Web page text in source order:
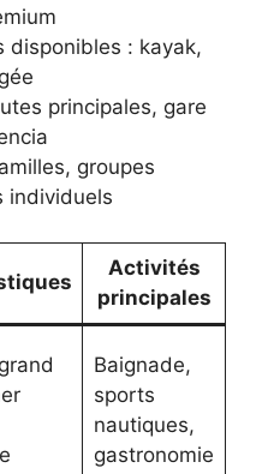
disponibles : kayak,
principales, gare
groupes
individuels
Activités
principales
Baignade,
sports
nautiques,
gastronomie